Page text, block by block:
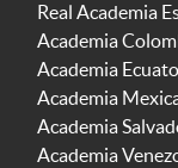
Real Academia
Academia
Academia
Academia
Academia
Academia